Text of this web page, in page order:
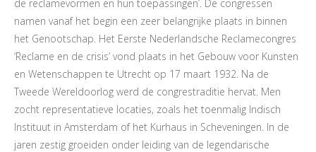
de reclamevormen en hun toepassingen’. De congressen
namen vanaf het begin een zeer belangrijke plaats in binnen
het Genootschap. Het Eerste Nederlandsche Reclamecongres
‘Reclame en de crisis’ vond plaats in het Gebouw voor Kunsten
en Wetenschappen te Utrecht op 17 maart 1932. Na de
Tweede Wereldoorlog werd de congrestraditie hervat. Men
zocht representatieve locaties, zoals het toenmalig Indisch
Instituut in Amsterdam of het Kurhaus in Scheveningen. In de
jaren zestig groeiden onder leiding van de legendarische